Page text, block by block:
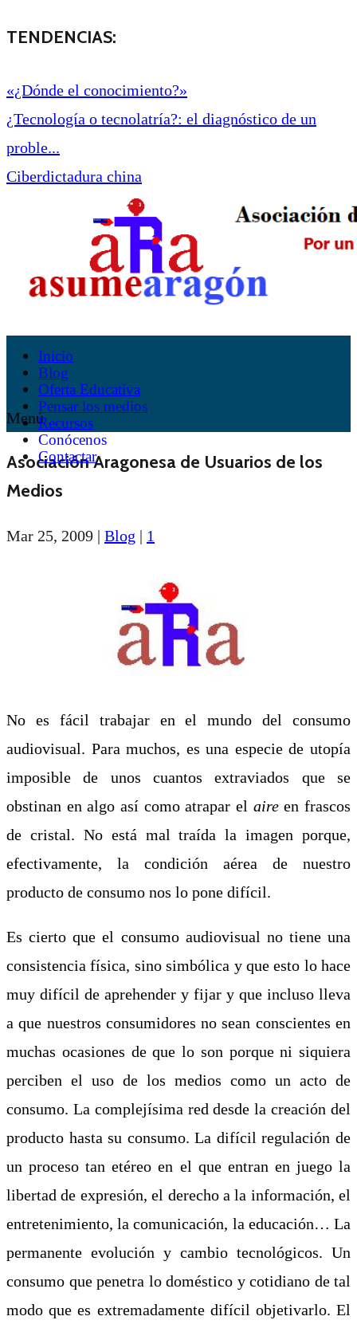
TENDENCIAS:
«¿Dónde el conocimiento?»
¿Tecnología o tecnolatría?: el diagnóstico de un
proble...
Ciberdictadura china
Inicio
Blog
Oferta Educativa
Pensar los medios
Recursos
Conócenos
Contactar
Menú
Asociación Aragonesa de Usuarios de los
Medios
Mar 25, 2009 | Blog | 1
No es fácil trabajar en el mundo del consumo
audiovisual. Para muchos, es una especie de utopía
imposible de unos cuantos extraviados que se
obstinan en algo así como atrapar el aireen frascos
de cristal. No está mal traída la imagen porque,
efectivamente, la condición aérea de nuestro
producto de consumo nos lo pone difícil.
Es cierto que el consumo audiovisual no tiene una
consistencia física, sino simbólica y que esto lo hace
muy difícil de aprehender y fijar y que incluso lleva
a que nuestros consumidores no sean conscientes en
muchas ocasiones de que lo son porque ni siquiera
perciben el uso de los medios como un acto de
consumo. La complejísima red desde la creación del
producto hasta su consumo. La difícil regulación de
un proceso tan etéreo en el que entran en juego la
libertad de expresión, el derecho a la información, el
entretenimiento, la comunicación, la educación… La
permanente evolución y cambio tecnológicos. Un
consumo que penetra lo doméstico y cotidiano de tal
modo que es extremadamente difícil objetivarlo. El